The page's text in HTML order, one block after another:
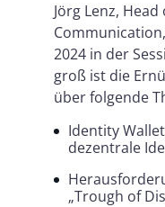
Jörg Lenz,
2024 in der
groß ist die
über folgende
Identity
dezentrale
„Trough of